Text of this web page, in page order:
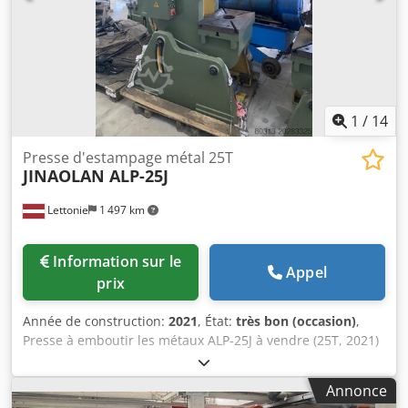
1 / 14
Lettonie 1 497 km
Presse d'estampage métal 25T
JINAOLAN ALP-25J
prix
Appel
Année de construction: 2021, État: très bon (occasion),
Presse à emboutir les métaux ALP-25J à vendre (25T, 2021)
État : Pratiquement jamais utilisée, comme neuve.
Fabricant : JINAOLAN Machinery (Chine) Modèle : ALP-25J
Année de fabrication : 2021-04 Presse excentriqueAnnonce